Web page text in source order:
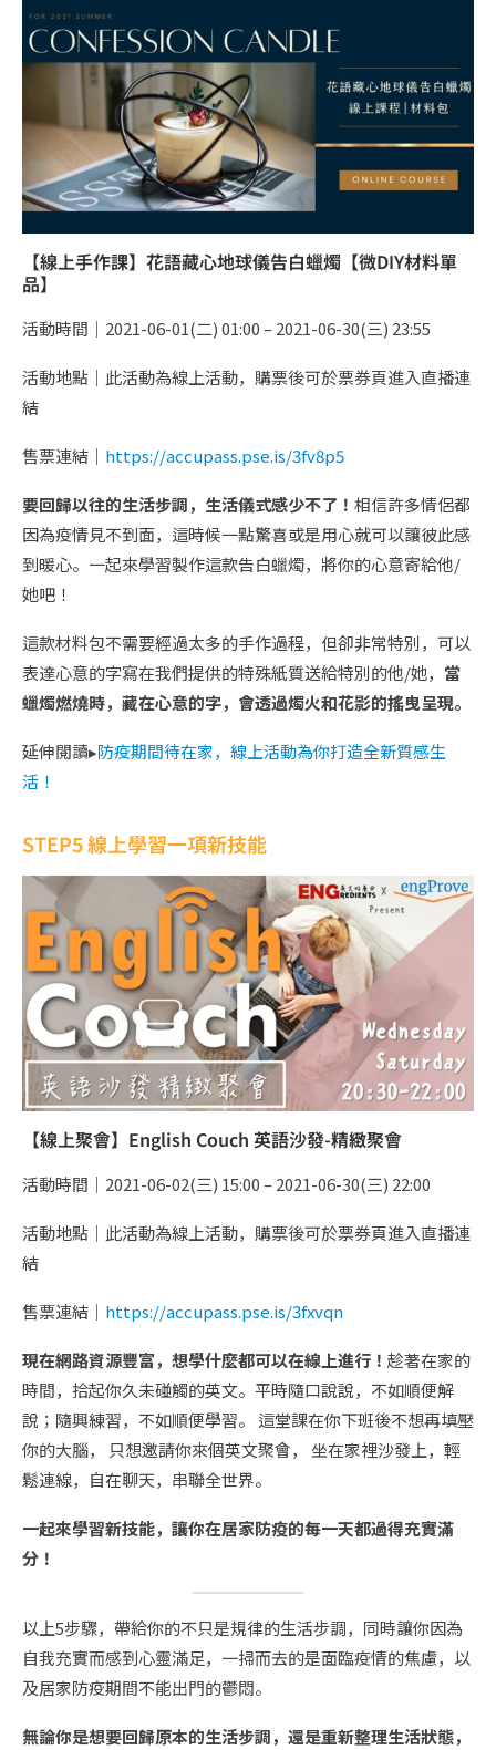
【線上手作課】花語藏心地球儀告白蠟燭【微DIY材料單
品】
活動時間｜2021-06-01(二) 01:00 – 2021-06-30(三) 23:55
活動地點｜此活動為線上活動，購票後可於票券頁進入直播連
結
售票連結｜ https://accupass.pse.is/3fv8p5
要回歸以往的生活步調，生活儀式感少不了！ 相信許多情侶都
因為疫情見不到面，這時候一點驚喜或是用心就可以讓彼此感
到暖心。一起來學習製作這款告白蠟燭，將你的心意寄給他/
她吧！
這款材料包不需要經過太多的手作過程，但卻非常特別，可以
表達心意的字寫在我們提供的特殊紙質送給特別的他/她， 當
蠟燭燃燒時，藏在心意的字，會透過燭火和花影的搖曳呈現。
延伸閱讀▸防疫期間待在家，線上活動為你打造全新質感生
活！
STEP5 線上學習一項新技能
【線上聚會】English Couch 英語沙發-精緻聚會
活動時間｜2021-06-02(三) 15:00 – 2021-06-30(三) 22:00
活動地點｜此活動為線上活動，購票後可於票券頁進入直播連
結
售票連結｜ https://accupass.pse.is/3fxvqn
現在網路資源豐富，想學什麼都可以在線上進行！ 趁著在家的
時間，拾起你久未碰觸的英文。平時隨口說說，不如順便解
說；隨興練習，不如順便學習。 這堂課在你下班後不想再填壓
你的大腦， 只想邀請你來個英文聚會， 坐在家裡沙發上，輕
鬆連線，自在聊天，串聯全世界。
一起來學習新技能，讓你在居家防疫的每一天都過得充實滿
分！
以上5步驟，帶給你的不只是規律的生活步調，同時讓你因為
自我充實而感到心靈滿足，一掃而去的是面臨疫情的焦慮，以
及居家防疫期間不能出門的鬱悶。
無論你是想要回歸原本的生活步調，還是重新整理生活狀態，